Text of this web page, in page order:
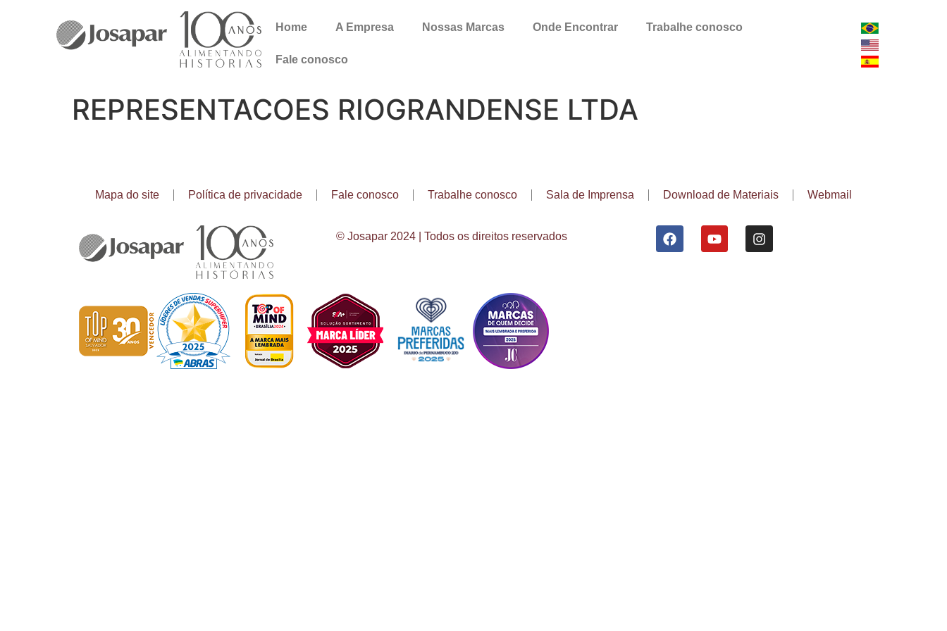
Home A Empresa Nossas Marcas Onde Encontrar Trabalhe conosco
Fale conosco
REPRESENTACOES RIOGRANDENSE LTDA
Mapa do site Política de privacidade Fale conosco Trabalhe conosco Sala de Imprensa Download de Materiais Webmail
© Josapar 2024 | Todos os direitos reservados